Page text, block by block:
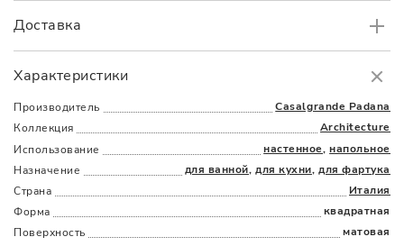
Характеристики
Производитель
Casalgrande Padana
Коллекция
Architecture
Использование
настенное,напольное
Назначение
для ванной,для кухни,для фартука
Страна
Италия
Форма
квадратная
Поверхность
матовая
Доставка
Доставка
НаличымиКартойПо счетуДолями